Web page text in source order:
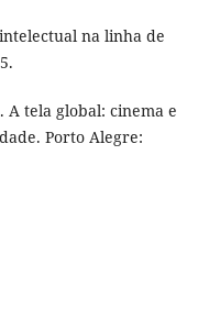
na linha de
A tela global: cinema e
Porto Alegre: